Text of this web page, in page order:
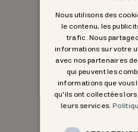
Nous utilisons des
le contenu, les
trafic. Nous
informations sur votre
avec nos partenaires
qui peuvent les
informations que vous
qu'ils ont collectées
leurs services.